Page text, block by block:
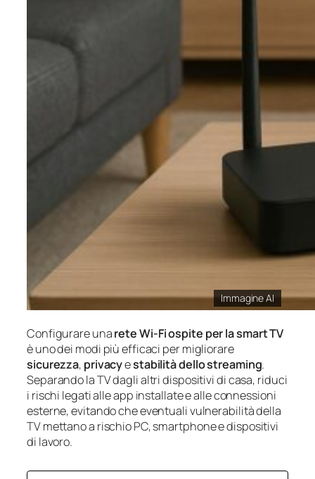
Immagine AI
Configurare unarete Wi‑Fi ospite per la smart TV
è uno dei modi più efficaci per migliorare
sicurezza, privacyestabilità dello streaming.
Separando la TV dagli altri dispositivi di casa, riduci
i rischi legati alle app installate e alle connessioni
esterne, evitando che eventuali vulnerabilità della
TV mettano a rischio PC, smartphone e dispositivi
di lavoro.